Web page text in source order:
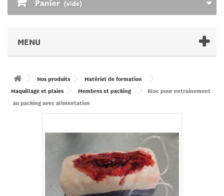
(vide)
MENU
Nos produits
Matériel de formation
Maquillage et plaies
Membres et packing
Bloc pour entrainement
au packing avec alimentation